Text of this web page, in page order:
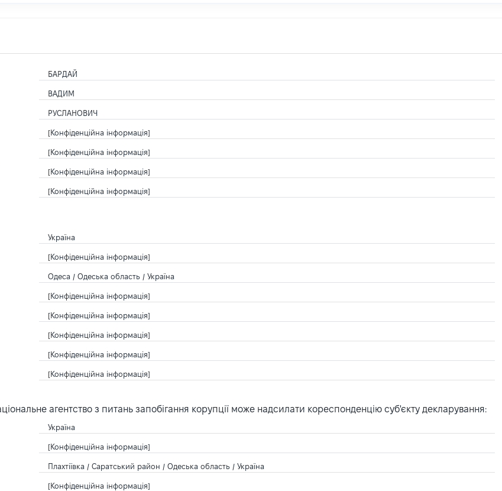
БАРДАЙ
ВАДИМ
РУСЛАНОВИЧ
[Конфіденційна інформація]
[Конфіденційна інформація]
[Конфіденційна інформація]
[Конфіденційна інформація]
Україна
[Конфіденційна інформація]
Одеса / Одеська область / Україна
[Конфіденційна інформація]
[Конфіденційна інформація]
[Конфіденційна інформація]
[Конфіденційна інформація]
[Конфіденційна інформація]
агентство з питань запобігання корупції може надсилати кореспонденцію суб'єкту декларування:
Україна
[Конфіденційна інформація]
Плахтіївка / Саратський район / Одеська область / Україна
[Конфіденційна інформація]